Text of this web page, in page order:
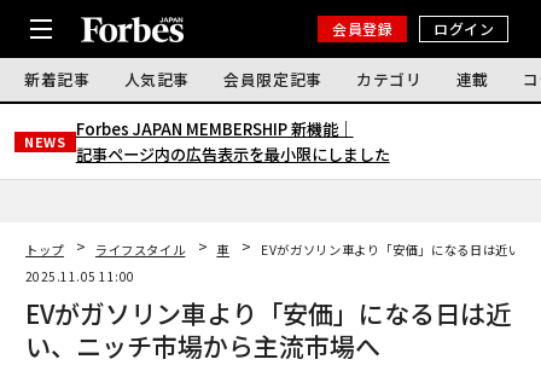
会員登録 ログイン
新着記事 人気記事 会員限定記事 カテゴリ 連載
NEWS
Forbes JAPAN MEMBERSHIP 新機能｜
記事ページ内の広告表示を最小限にしました
トップ ライフスタイル 車
EVがガソリン車より「安価」になる日は近い、
2025.11.05 11:00
EVがガソリン車より「安価」になる日は近
い、ニッチ市場から主流市場へ